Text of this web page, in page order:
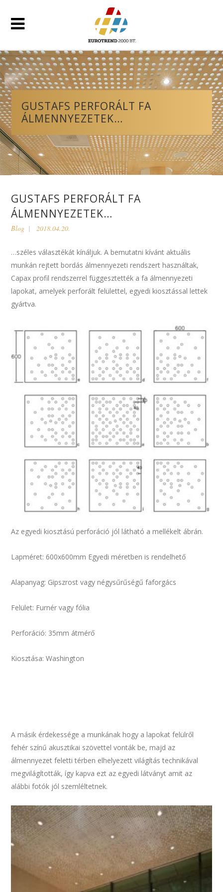
GUSTAFS PERFORÁLT FA
ÁLMENNYEZETEK…
GUSTAFS PERFORÁLT FA
ÁLMENNYEZETEK…
Blog 2018.04.20.
…széles választékát kínáljuk. A bemutatni kívánt aktuális
munkán rejtett bordás álmennyezeti rendszert használtak,
Capax profil rendszerrel függesztették a fa álmennyezeti
lapokat, amelyek perforált felülettel, egyedi kiosztással lettek
gyártva.
Az egyedi kiosztású perforáció jól látható a mellékelt ábrán.
Lapméret: 600x600mm Egyedi méretben is rendelhető
Alapanyag: Gipszrost vagy négysűrűségű faforgács
Felület: Furnér vagy fólia
Perforáció: 35mm átmérő
Kiosztása: Washington
A másik érdekessége a munkának hogy a lapokat felülről
fehér színű akusztikai szövettel vonták be, majd az
álmennyezet feletti térben elhelyezett világítás technikával
megvilágították, így kapva ezt az egyedi látványt amit az
alábbi fotók jól szemléltetnek.